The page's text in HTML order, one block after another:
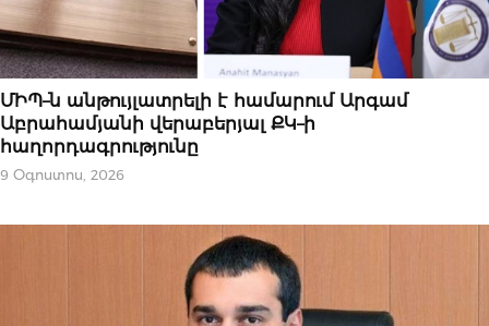
ՆՈՐՈՒԹՅՈՒՆՆԵՐ
ՄԻՊ–ն անթույլատրելի է համարում Արգամ
Աբրահամյանի վերաբերյալ ՔԿ–ի
հաղորդագրությունը
9 Օգոստոս, 2026